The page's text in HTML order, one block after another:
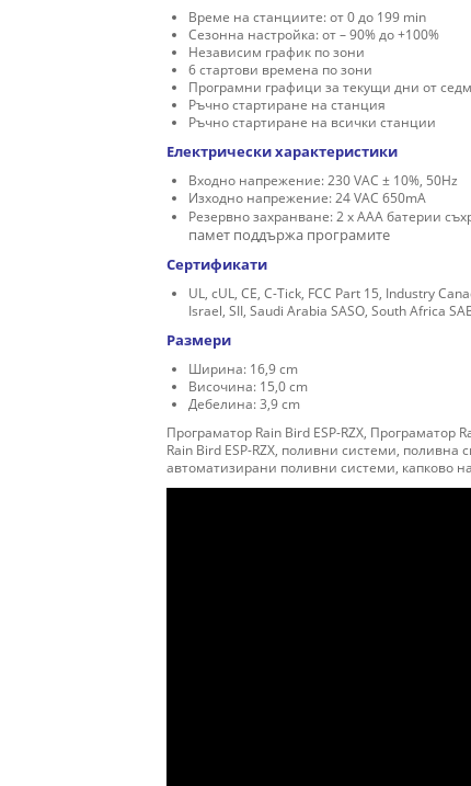
Време на станциите: от 0 до 199 min
Сезонна настройка: от – 90% до +100%
Независим график по зони
6 стартови времена по зони
Програмни графици за текущи дни от
Ръчно стартиране на станция
Ръчно стартиране на всички станции
Електрически характеристики
Входно напрежение: 230 VAC ± 10%, 50Hz
Изходно напрежение: 24 VAC 650mA
Резервно захранване: 2 x AAA батерии
памет поддържа програмите
Сертификати
UL, cUL, CE, C-Tick, FCC Part 15, Industry
Israel, SII, Saudi Arabia SASO, South Africa
Размери
Ширина: 16,9 cm
Височина: 15,0 cm
Дебелина: 3,9 cm
Програматор Rain Bird ESP-RZX, Програматор
Rain Bird ESP-RZX, поливни системи, поливна
автоматизирани поливни системи, капково